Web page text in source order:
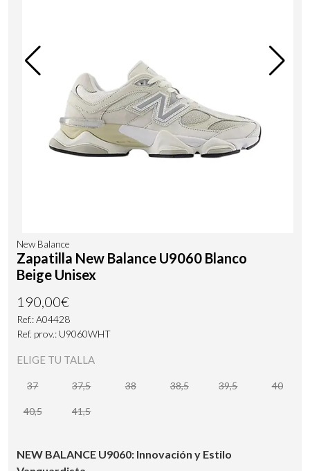
New Balance
Zapatilla New Balance U9060 Blanco
Beige Unisex
190,00€
Ref.: A04428
Ref. prov.: U9060WHT
ELIGE TU TALLA
37 37,5 38 38,5 39,5 40
40,5 41,5
NEW BALANCE U9060: Innovación y Estilo